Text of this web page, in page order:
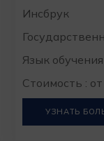
Инсбрук
Язык
Стоимость :
УЗНАТЬ